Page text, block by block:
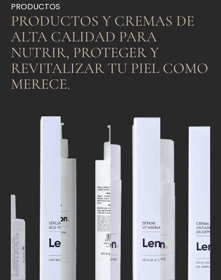
PRODUCTOS
PRODUCTOS Y CREMAS DE
ALTA CALIDAD PARA
NUTRIR, PROTEGER Y
REVITALIZAR TU PIEL COMO
MERECE.